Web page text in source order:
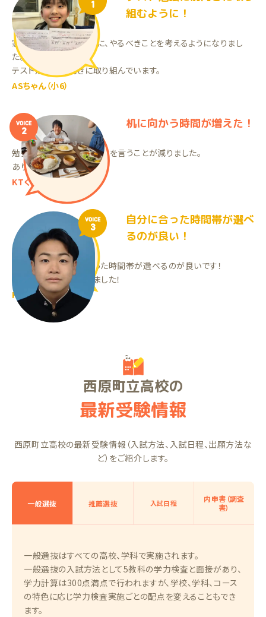
1
組むように！
家庭教師の先生と一緒に、やるべきことを考えるようになりまし
た。
テスト勉強に前向きに取り組んでいます。
ASちゃん（小6）
VOICE
2
机に向かう時間が増えた！
勉強する時間が増え、小言を言うことが減りました。
ありがとうございます。
KTくん（小5）
VOICE
3
自分に合った時間帯が選べ
るのが良い！
家庭教師は、自分に合った時間帯が選べるのが良いです！
テストの点数も上がりました！
KTくん（中3）
西原町立高校の
最新受験情報
西原町立高校の最新受験情報（入試方法、入試日程、出願方法な
ど）をご紹介します。
一般選抜 推薦選抜 入試日程
内申書（調査
書）
一般選抜はすべての高校、学科で実施されます。
一般選抜の入試方法として5教科の学力検査と面接があり、
学力計算は300点満点で行われますが、学校、学科、コース
の特色に応じ学力検査実施ごとの配点を変えることもでき
ます。